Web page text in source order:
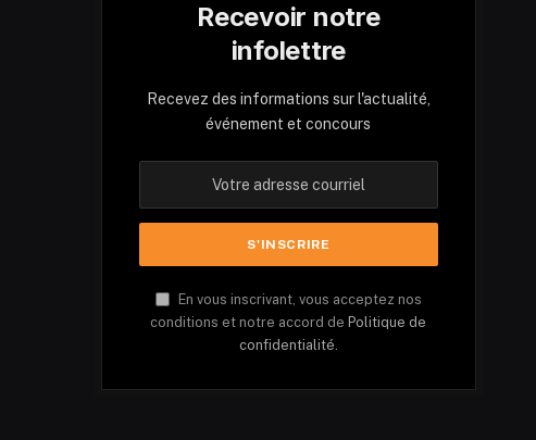
Recevoir notre
infolettre
Recevez des informations sur l'actualité,
événement et concours
En vous inscrivant, vous acceptez nos
conditions et notre accord de Politique de
confidentialité.